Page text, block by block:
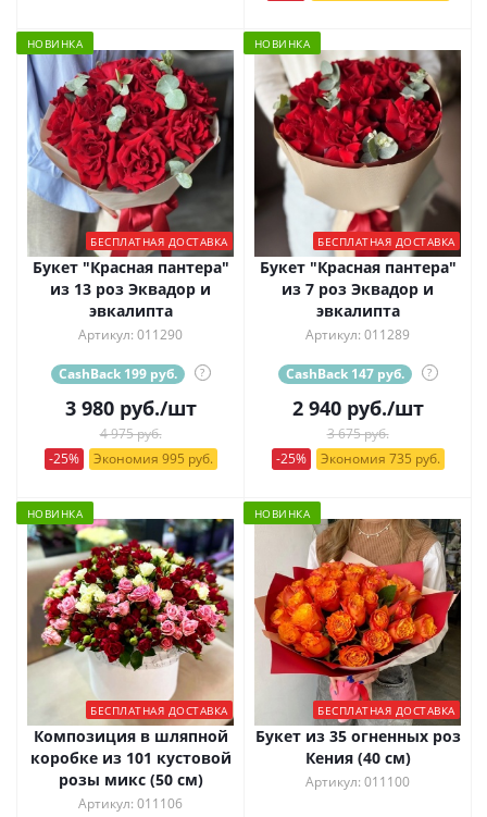
НОВИНКА
БЕСПЛАТНАЯ ДОСТАВКА
Букет "Красная пантера"
из 13 роз Эквадор и
эвкалипта
Артикул: 011290
CashBack 199 руб. ?
3 980руб./шт
4 975 руб.
-25%
Экономия 995 руб.
НОВИНКА
БЕСПЛАТНАЯ ДОСТАВКА
Букет "Красная пантера"
из 7 роз Эквадор и
эвкалипта
Артикул: 011289
CashBack 147 руб. ?
2 940руб./шт
3 675 руб.
-25%
Экономия 735 руб.
НОВИНКА
БЕСПЛАТНАЯ ДОСТАВКА
Композиция в шляпной
коробке из 101 кустовой
розы микс (50 см)
Артикул: 011106
НОВИНКА
БЕСПЛАТНАЯ ДОСТАВКА
Букет из 35 огненных роз
Кения (40 см)
Артикул: 011100